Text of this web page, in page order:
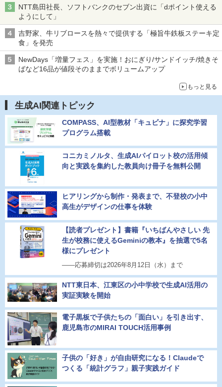
NTT島田社長、ソフトバンクのセブン出資に「dポイント使える
ようにして」
吉野家、牛リブロースを熱々で提供する「極旨牛鉄板ステーキ定
食」を発売
NewDays「増量フェス」を実施！おにぎり/サンドイッチ/焼きそ
ばなど16品が値段そのままでボリュームアップ
もっと見る
生成AI関連トピック
COMPASS、AI型教材「キュビナ」に探究学習
プログラム搭載
コニカミノルタ、生成AIパイロット校の活用傾
向と実践を集約した教員向け冊子を無料公開
ヒアリングから制作・発表まで、不登校の小中
高生がデザインの仕事を体験
【読者プレゼント】書籍『いちばんやさしい 先
生が校務に使えるGeminiの教本』を抽選で5名
様にプレゼント
――応募締切は2026年8月12日（水）まで
NTT東日本、江東区の小中学校で生成AI活用の
実証実験を開始
電子黒板で子供たちの「面白い」を引き出す、
鹿児島市のMIRAI TOUCH活用事例
子供の「好き」が自由研究になる！Claudeで
つくる「統計グラフ」親子実践ガイド